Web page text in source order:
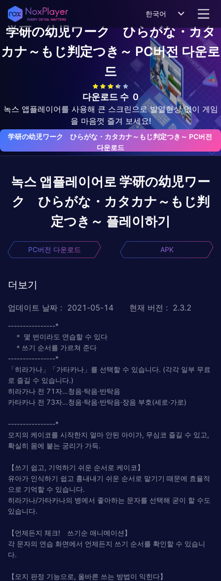
한국어
学研の幼児ワーク ひらがな・カタ
カナ～もじ判定つき～ PC버전 다운로
드
다운로드 수 0
녹스 앱플레이어를 사용해 큰 스크린으로 발열현상 없이 게임
을 마음껏 즐겨 보세요!
学研の幼児ワーク　ひらがな・カタカナ～もじ判定つき～ PC버전
다운로드
녹스 앱플레이어로 学研の幼児ワー
ク ひらがな・カタカナ～もじ判
定つき～ 플레이하기
PC버전 다운로드 APK
더보기
업데이트 날짜 : 2021-05-14 현재 버전 : 2.3.2
----------------*
＊ 몇 번이라도 연습할 수 있다
＊쓰기 순서를 가르쳐 준다
----------------*
「히라가나」「가타카나」를 선택할 수 있습니다. (각각 일부 무료
로 즐길 수 있습니다.)
히라가나 전 71자…청음·탁음·반탁음
카타카나 전 73자…청음·탁음·반탁음·장음 부호(세로·가로)
----------------*
모지의 케이코를 시작한지 ​​얼마 안된 아이가, 무심코 즐길 수 있고,
확실히 몸에 붙는 궁리가 가득.
【쓰기 쉽고, 기억하기 쉬운 순서로 케이코】
유아가 인식하기 쉽고 흉내내기 쉬운 순서로 맡기기 때문에 효율적
으로 기억할 수 있습니다.
히라가나/가타카나의 병에서 좋아하는 문자를 선택해 굳이 할 수도
있습니다.
【언제든지 체크! 쓰기순 애니메이션】
각 문자의 연습 화면에서 언제든지 쓰기 순서를 확인할 수 있습니
다.
【모지 판정 기능으로, 올바른 쓰는 방법이 익힌다】